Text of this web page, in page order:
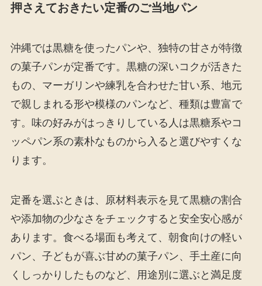
押さえておきたい定番のご当地パン
沖縄では黒糖を使ったパンや、独特の甘さが特徴
の菓子パンが定番です。黒糖の深いコクが活きた
もの、マーガリンや練乳を合わせた甘い系、地元
で親しまれる形や模様のパンなど、種類は豊富で
す。味の好みがはっきりしている人は黒糖系やコ
ッペパン系の素朴なものから入ると選びやすくな
ります。
定番を選ぶときは、原材料表示を見て黒糖の割合
や添加物の少なさをチェックすると安全安心感が
あります。食べる場面も考えて、朝食向けの軽い
パン、子どもが喜ぶ甘めの菓子パン、手土産に向
くしっかりしたものなど、用途別に選ぶと満足度